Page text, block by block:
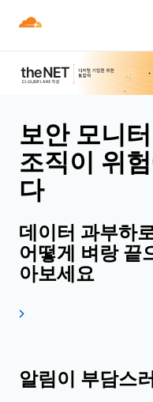
보안 모니
조직이 위
다
데이터 과부하
어떻게 벼랑 끝
아보세요
알림이 부담스